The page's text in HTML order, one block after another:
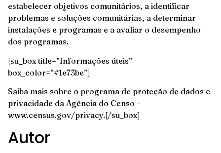
estabelecer objetivos comunitários, a identificar
problemas e soluções comunitárias, a determinar
instalações e programas e a avaliar o desempenho
dos programas.
[su_box title=”Informações úteis”
box_color=”#1e73be”]
Saiba mais sobre o programa de proteção de dados e
privacidade da Agência do Censo –
www.census.gov/privacy.[/su_box]
Autor